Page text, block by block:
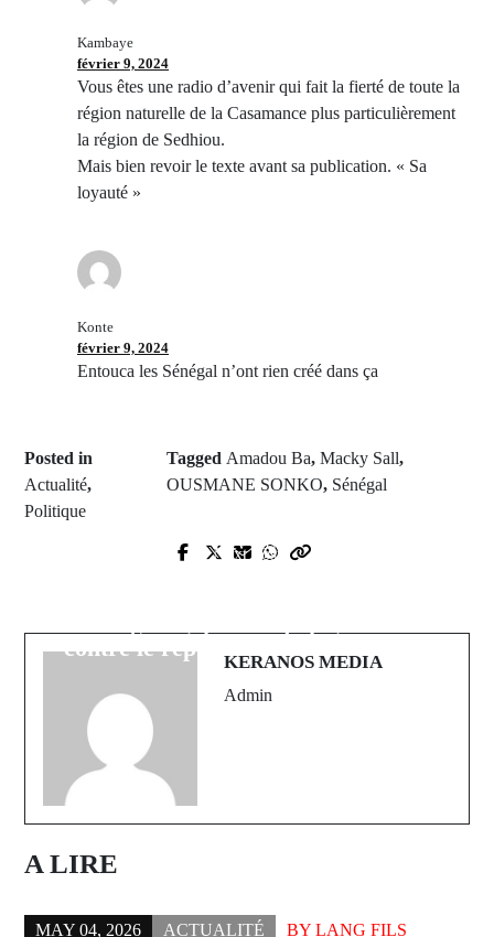
Kambaye
février 9, 2024
Vous êtes une radio d’avenir qui fait la fierté de toute la
région naturelle de la Casamance plus particulièrement
la région de Sedhiou.
Mais bien revoir le texte avant sa publication. « Sa
loyauté »
Konte
février 9, 2024
Entouca les Sénégal n’ont rien créé dans ça
Posted in
Actualité,
Politique
Tagged Amadou Ba, Macky Sall,
OUSMANE SONKO, Sénégal
Prev Post
Sénégalais au dialogue
Next Post
contre le report de la Présidentielle
KERANOS MEDIA
Admin
A LIRE
MAY 04, 2026 ACTUALITÉ BY LANG FILS